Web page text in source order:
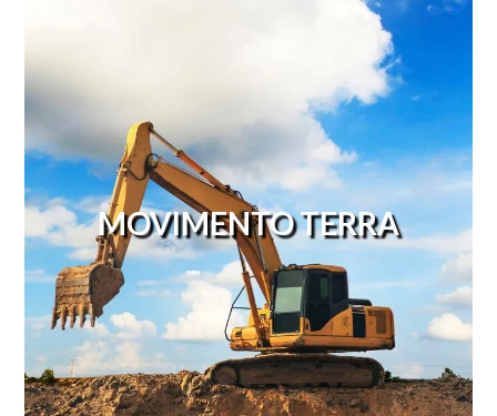
MOVIMENTO TERRA